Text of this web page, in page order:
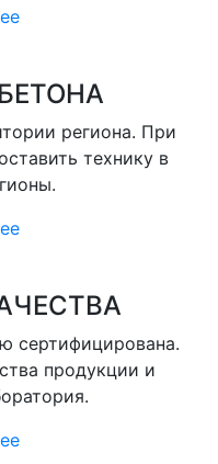
региона. При
технику в
сертифицирована.
продукции и